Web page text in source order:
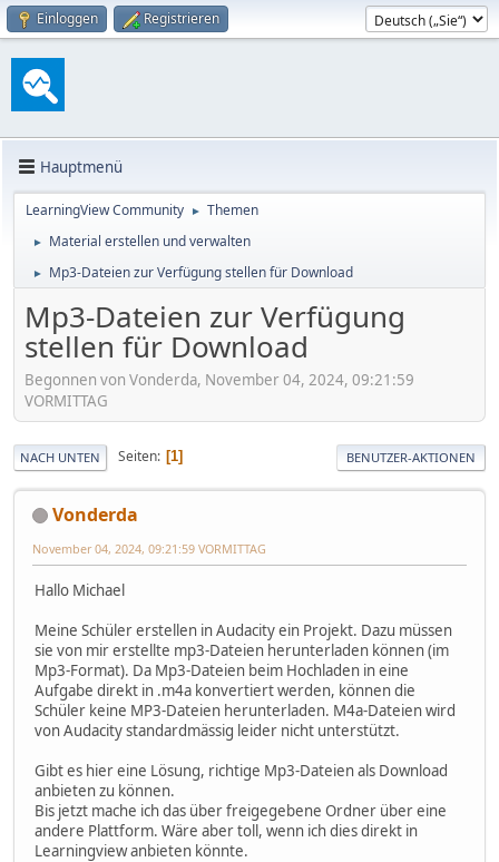
Einloggen Registrieren
Hauptmenü
LearningView Community ► Themen
► Material erstellen und verwalten
► Mp3-Dateien zur Verfügung stellen für Download
Mp3-Dateien zur Verfügung
stellen für Download
Begonnen von Vonderda, November 04, 2024, 09:21:59
VORMITTAG
NACH UNTEN Seiten 1 BENUTZER-AKTIONEN
Vonderda
November 04, 2024, 09:21:59 VORMITTAG
Hallo Michael
Meine Schüler erstellen in Audacity ein Projekt. Dazu müssen
sie von mir erstellte mp3-Dateien herunterladen können (im
Mp3-Format). Da Mp3-Dateien beim Hochladen in eine
Aufgabe direkt in .m4a konvertiert werden, können die
Schüler keine MP3-Dateien herunterladen. M4a-Dateien wird
von Audacity standardmässig leider nicht unterstützt.
Gibt es hier eine Lösung, richtige Mp3-Dateien als Download
anbieten zu können.
Bis jetzt mache ich das über freigegebene Ordner über eine
andere Plattform. Wäre aber toll, wenn ich dies direkt in
Learningview anbieten könnte.